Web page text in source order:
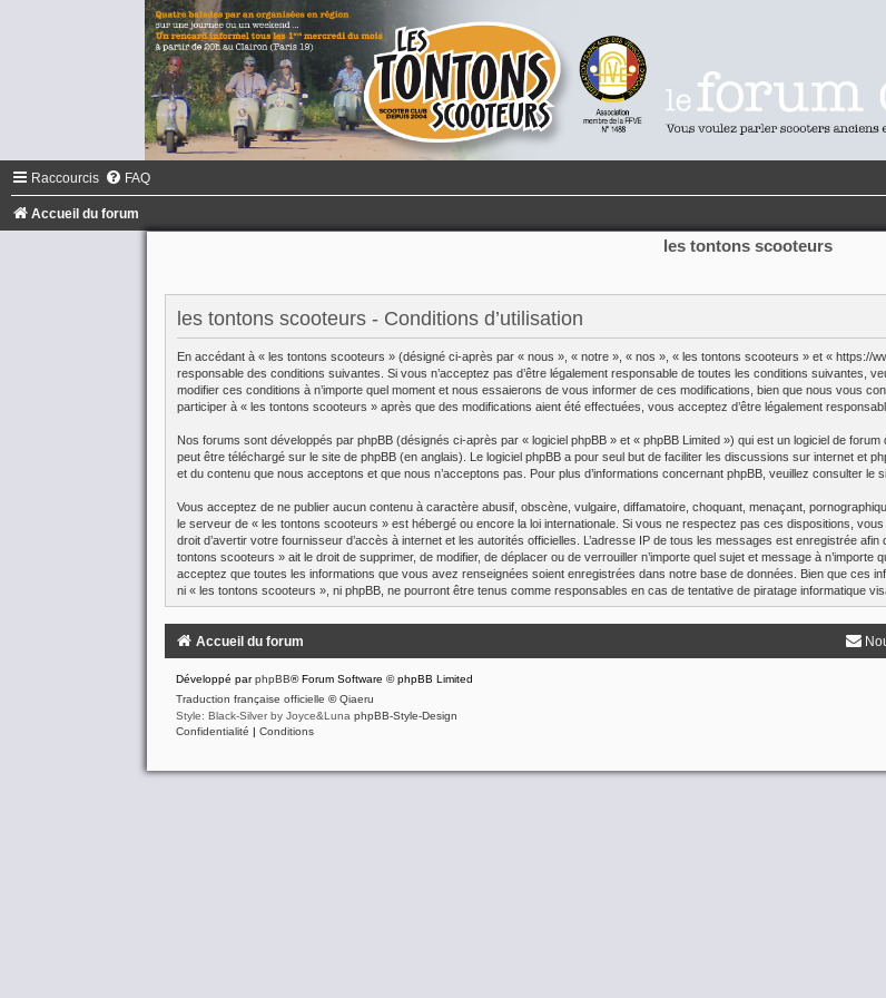
Raccourcis FAQ
Accueil du forum
les tontons scooteurs
les tontons scooteurs - Conditions d’utilisation
En accédant à « les tontons scooteurs » (désigné ci-après par « nous », « notre », « nos », « les tontons scooteurs » et « https://
responsable des conditions suivantes. Si vous n’acceptez pas d’être légalement responsable de toutes les conditions suivantes,
modifier ces conditions à n’importe quel moment et nous essaierons de vous informer de ces modifications, bien que nous vous
participer à « les tontons scooteurs » après que des modifications aient été effectuées, vous acceptez d’être légalement
Nos forums sont développés par phpBB (désignés ci-après par « logiciel phpBB » et « phpBB Limited ») qui est un logiciel de
peut être téléchargé sur le site de phpBB(en anglais). Le logiciel phpBB a pour seul but de faciliter les discussions sur internet et
et du contenu que nous acceptons et que nous n’acceptons pas. Pour plus d’informations concernant phpBB, veuillez consulter le
Vous acceptez de ne publier aucun contenu à caractère abusif, obscène, vulgaire, diffamatoire, choquant, menaçant,
le serveur de « les tontons scooteurs » est hébergé ou encore la loi internationale. Si vous ne respectez pas ces dispositions,
droit d’avertir votre fournisseur d’accès à internet et les autorités officielles. L’adresse IP de tous les messages est enregistrée
tontons scooteurs » ait le droit de supprimer, de modifier, de déplacer ou de verrouiller n’importe quel sujet et message à
acceptez que toutes les informations que vous avez renseignées soient enregistrées dans notre base de données. Bien que ces
ni « les tontons scooteurs », ni phpBB, ne pourront être tenus comme responsables en cas de tentative de piratage informatique
Accueil du forum
Développé parphpBB® Forum Software © phpBB Limited
Traduction française officielle ©Qiaeru
Style: Black-Silver by Joyce&Luna phpBB-Style-Design
Confidentialité | Conditions